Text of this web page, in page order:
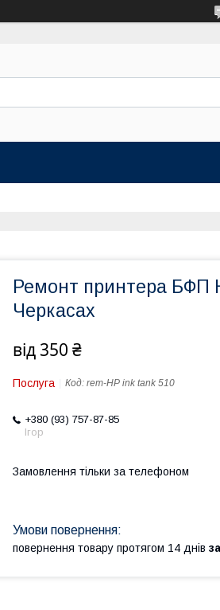
Ремонт принтера БФП
Черкасах
від 350 ₴
Послуга Код: rem-HP ink tank 510
+380 (93) 757-87-85
Ігор
Замовлення тільки за телефоном
повернення товару протягом 14 днів